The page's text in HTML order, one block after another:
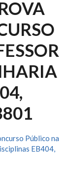
Público na
EB404,